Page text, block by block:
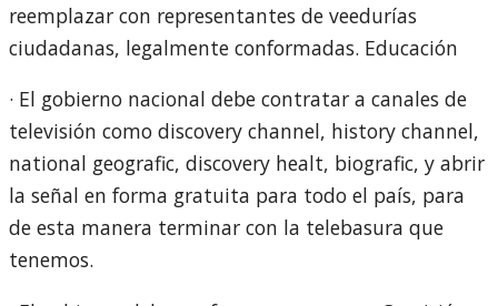
reemplazar con representantes de veedurías
ciudadanas, legalmente conformadas. Educación
· El gobierno nacional debe contratar a canales de
televisión como discovery channel, history channel,
national geografic, discovery healt, biografic, y abrir
la señal en forma gratuita para todo el país, para
de esta manera terminar con la telebasura que
tenemos.